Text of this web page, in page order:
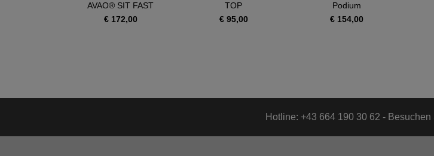
AVAO® SIT FAST
€ 172,00
TOP
€ 95,00
Podium
€ 154,00
Hotline: +43 664 190 30 62 -